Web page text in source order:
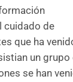
cuidado de
que ha
un grupo
se han